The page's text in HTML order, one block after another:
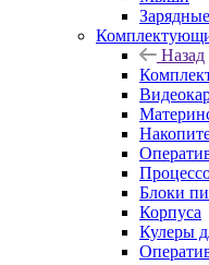
Назад
Блоки
Корпуса
Кулеры